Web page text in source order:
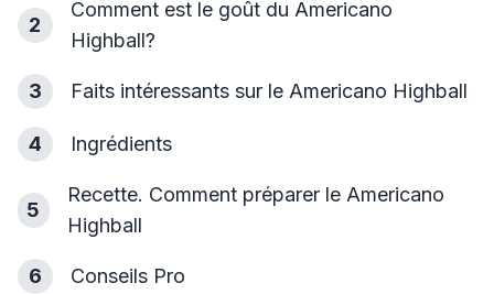
2
Comment est le goût du Americano
Highball?
3 Faits intéressants sur le Americano Highball
4 Ingrédients
5
Recette. Comment préparer le Americano
Highball
6 Conseils Pro